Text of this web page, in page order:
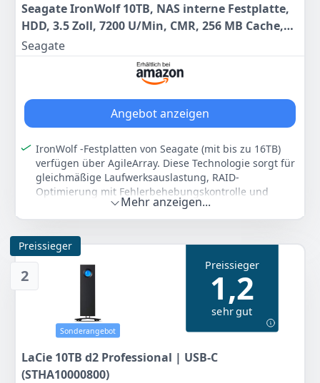
Seagate IronWolf 10TB, NAS interne Festplatte,
HDD, 3.5 Zoll, 7200 U/Min, CMR, 256 MB Cache,
SATA 6GB/s, silber, inkl. 3 Jahre Rescue Service,
Modellnr.: ST10000VN0004
Seagate
Angebot anzeigen
IronWolf -Festplatten von Seagate (mit bis zu 16TB)
verfügen über AgileArray. Diese Technologie sorgt für
gleichmäßige Laufwerksauslastung, RAID-
Optimierung mit Fehlerbehebungskontrolle und
Stromverwaltung in NAS-Systemen mit 1 bis 8
Laufwerksschächten. Die speziell für vernetzte
Haushalte und KMU ausgelegten Laufwerke bieten die
Funktion IronWolf Health Management für eine
zuverlässige Überwachung der Laufwerksintegrität
auf kompatiblen NAS-Systemen.
2TB/4TB/6TB/8TB/10TB/12TB/14TB/16TB
Laufwerke mit großer Kapazität liefern neben einer
Spindelgeschwindigkeit von 7.200 U/min anhaltende
Datenübertragungsraten von bis zu 214 MB/s und
Burst-Datenraten von 6GB/s
Mehr anzeigen...
2
Preissieger
Sonderangebot
Preissieger
1,2
sehr gut
LaCie 10TB d2 Professional | USB-C
(STHA10000800)